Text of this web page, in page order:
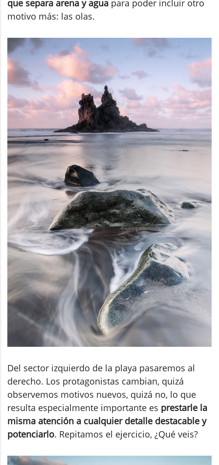
que separa arena y agua para poder incluir otro
motivo más: las olas.
Del sector izquierdo de la playa pasaremos al
derecho. Los protagonistas cambian, quizá
observemos motivos nuevos, quizá no, lo que
resulta especialmente importante es prestarle la
misma atención a cualquier detalle destacable y
potenciarlo. Repitamos el ejercicio, ¿Qué veis?